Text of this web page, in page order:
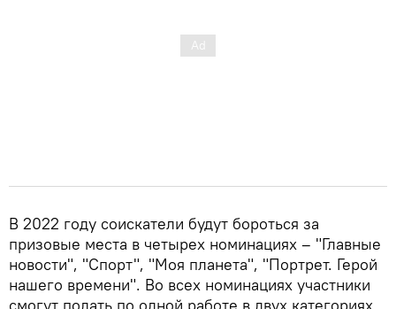
В 2022 году соискатели будут бороться за
призовые места в четырех номинациях – "Главные
новости", "Спорт", "Моя планета", "Портрет. Герой
нашего времени". Во всех номинациях участники